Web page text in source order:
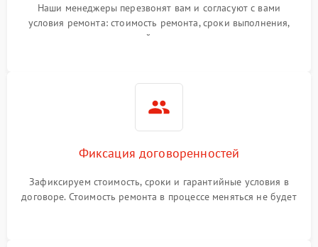
Наши менеджеры перезвонят вам и согласуют с вами
условия ремонта: стоимость ремонта, сроки выполнения,
гарантийные условия
Фиксация договоренностей
Зафиксируем стоимость, сроки и гарантийные условия в
договоре. Стоимость ремонта в процессе меняться не будет